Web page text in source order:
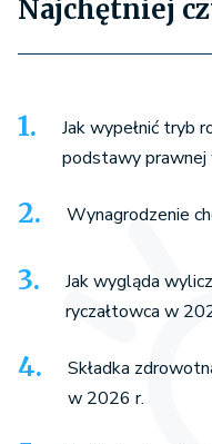
Najchętniej
Jak wypełnić tryb
podstawy
Wynagrodzenie
Jak wygląda
ryczałtowca w
Składka
w 2026 r.